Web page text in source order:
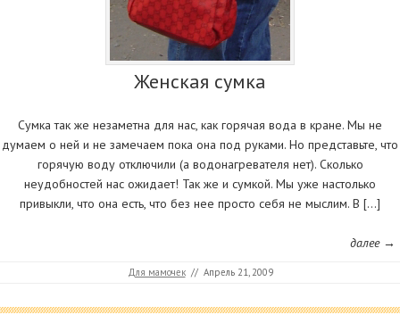
Женская сумка
Сумка так же незаметна для нас, как горячая вода в кране. Мы не
думаем о ней и не замечаем пока она под руками. Но представьте, что
горячую воду отключили (а водонагревателя нет). Сколько
неудобностей нас ожидает! Так же и сумкой. Мы уже настолько
привыкли, что она есть, что без нее просто себя не мыслим. В […]
далее →
Для мамочек // Апрель 21, 2009